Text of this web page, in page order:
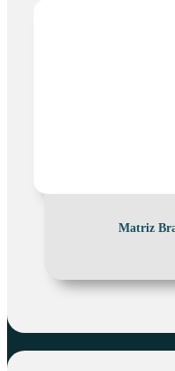
Matriz